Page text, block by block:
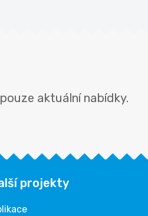
aktuální nabídky.
projekty